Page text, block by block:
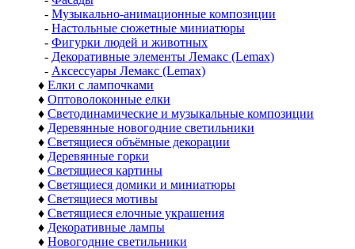
- Музыкально-анимационные композиции
- Настольные сюжетные миниатюры
- Фигурки людей и животных
- Декоративные элементы Лемакс (Lemax)
- Аксессуары Лемакс (Lemax)
♦ Елки с лампочками
♦ Оптоволоконные елки
♦ Светодинамические и музыкальные композиции
♦ Деревянные новогодние светильники
♦ Светящиеся объёмные декорации
♦ Деревянные горки
♦ Светящиеся картины
♦ Светящиеся домики и миниатюры
♦ Светящиеся мотивы
♦ Светящиеся елочные украшения
♦ Декоративные лампы
♦ Новогодние светильники